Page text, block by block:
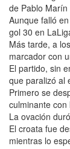
de Pablo
Aunque falló
gol 30 en
Más tarde, a
marcador con
El partido, sin
que paralizó al
Primero se
culminante
La ovación
El croata fue
mientras lo